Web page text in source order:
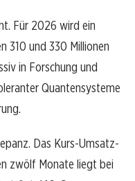
Für 2026 wird ein
310 und 330 Millionen
in Forschung und
Quantensysteme
Das Kurs-Umsatz-
zwölf Monate liegt bei